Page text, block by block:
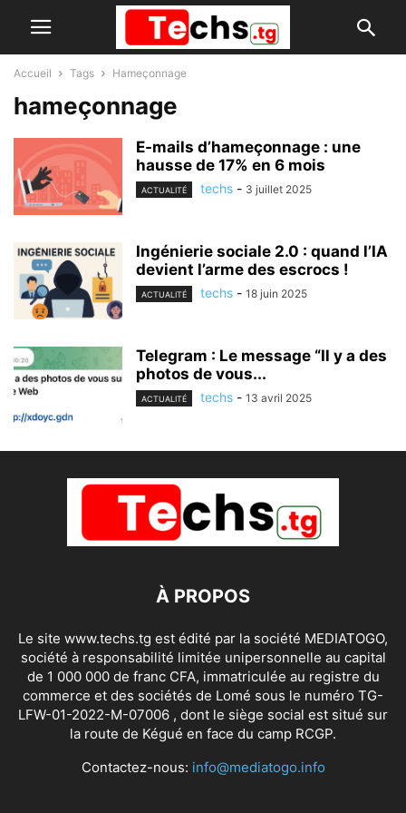
Accueil Tags Hameçonnage
hameçonnage
E-mails d’hameçonnage : une
hausse de 17% en 6 mois
ACTUALITÉ techs - 3 juillet 2025
Ingénierie sociale 2.0 : quand l’IA
devient l’arme des escrocs !
ACTUALITÉ techs - 18 juin 2025
Telegram : Le message “Il y a des
photos de vous...
ACTUALITÉ techs - 13 avril 2025
À PROPOS
Le site www.techs.tg est édité par la société MEDIATOGO,
société à responsabilité limitée unipersonnelle au capital
de 1 000 000 de franc CFA, immatriculée au registre du
commerce et des sociétés de Lomé sous le numéro TG-
LFW-01-2022-M-07006 , dont le siège social est situé sur
la route de Kégué en face du camp RCGP.
Contactez-nous: info@mediatogo.info